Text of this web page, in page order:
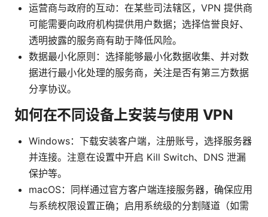
运营商与政府的互动：在某些司法辖区，VPN 提供商
可能需要向政府机构提供用户数据；选择信誉良好、
透明披露的服务商有助于降低风险。
数据最小化原则：选择能够最小化数据收集、并对数
据进行最小化处理的服务商，关注是否有第三方数据
分享协议。
如何在不同设备上安装与使用 VPN
Windows：下载安装客户端，注册账号，选择服务器
并连接。注意在设置中开启 Kill Switch、DNS 泄漏
保护等。
macOS：同样通过官方客户端连接服务器，确保应用
与系统权限设置正确；启用系统级的分割隧道（如需